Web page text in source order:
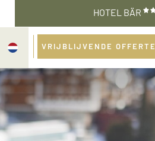
HOTEL BÄR
VRIJBLIJVENDE OFFERTE